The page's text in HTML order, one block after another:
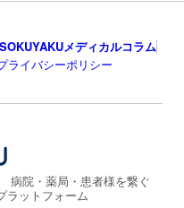
SOKUYAKUメディカルコラム
ライバシーポリシー
病院・薬局・患者様を繋ぐ
ラットフォーム